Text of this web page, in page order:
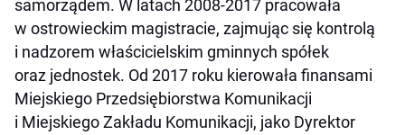
samorządem. W latach 2008-2017 pracowała
w ostrowieckim magistracie, zajmując się kontrolą
i nadzorem właścicielskim gminnych spółek
oraz jednostek. Od 2017 roku kierowała finansami
Miejskiego Przedsiębiorstwa Komunikacji
i Miejskiego Zakładu Komunikacji, jako Dyrektor